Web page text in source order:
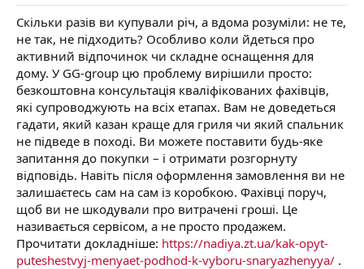
a
r
t
e
r
Скільки разів ви купували річ, а вдома розуміли: не те,
не так, не підходить? Особливо коли йдеться про
активний відпочинок чи складне оснащення для
дому. У GG-group цю проблему вирішили просто:
безкоштовна консультація кваліфікованих фахівців,
які супроводжують на всіх етапах. Вам не доведеться
гадати, який казан краще для гриля чи який спальник
не підведе в поході. Ви можете поставити будь-яке
запитання до покупки – і отримати розгорнуту
відповідь. Навіть після оформлення замовлення ви не
залишаєтесь сам на сам із коробкою. Фахівці поруч,
щоб ви не шкодували про витрачені гроші. Це
називається сервісом, а не просто продажем.
Прочитати докладніше: https://nadiya.zt.ua/kak-opyt-
puteshestvyj-menyaet-podhod-k-vyboru-snaryazhenyya/ .